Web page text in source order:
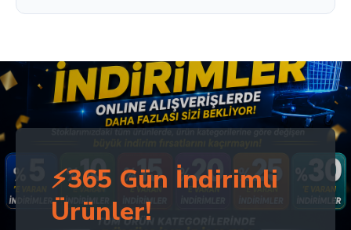
⚡365 Gün İndirimli
Ürünler!